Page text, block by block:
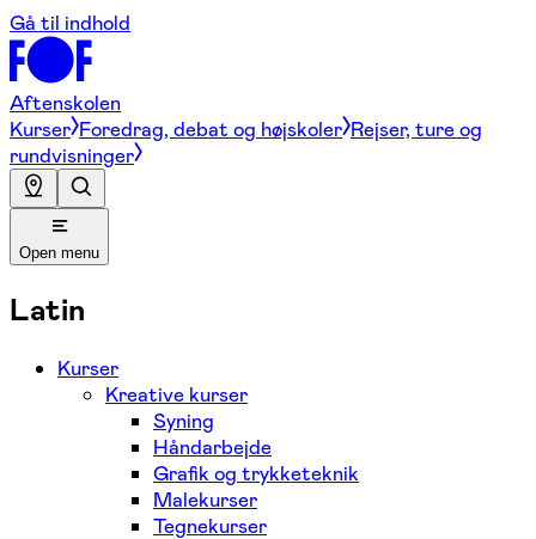
Gå til indhold
Aftenskolen
Kurser Foredrag, debat og højskoler Rejser, ture og
rundvisninger
Open menu
Latin
Kurser
Kreative kurser
Syning
Håndarbejde
Grafik og trykketeknik
Malekurser
Tegnekurser